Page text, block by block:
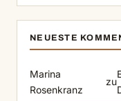
NEUESTE
Marina
Rosenkranz
zu